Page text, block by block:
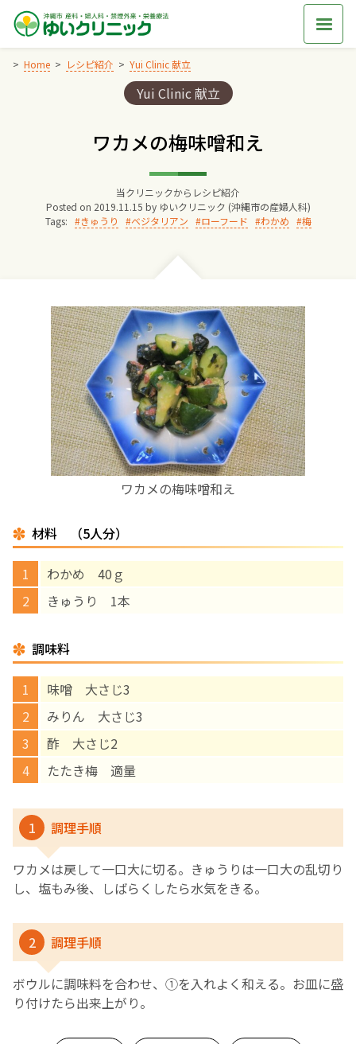
Skip
content
Home レシピ紹介 Yui Clinic 献立
Categories:
Yui Clinic 献立
ワカメの梅味噌和え
当クリニックからレシピ紹介
Posted on 2019.11.15 by ゆいクリニック (沖縄市の産婦人科)
Tags:
きゅうり ベジタリアン ローフード わかめ 梅
ワカメの梅味噌和え
材料 （5人分）
わかめ 40ｇ
きゅうり 1本
調味料
味噌 大さじ3
みりん 大さじ3
酢 大さじ2
たたき梅 適量
1 調理手順
ワカメは戻して一口大に切る。きゅうりは一口大の乱切り
し、塩もみ後、しばらくしたら水気をきる。
2 調理手順
ボウルに調味料を合わせ、①を入れよく和える。お皿に盛
り付けたら出来上がり。
院長からのごあいさつ
妊婦健診
お産について
親と子の結びつき支援
母乳育児
‘さんルーム’ でさまざまな講座・クラス
遠方にお住まいで当院での出産を希望される方へ
医師プロフィール